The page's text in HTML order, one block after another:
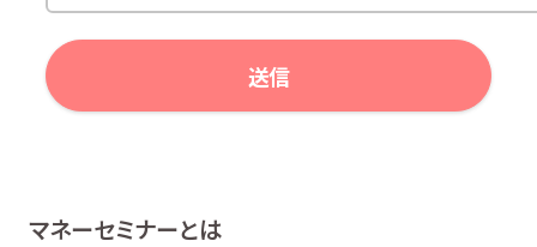
マネーセミナーとは